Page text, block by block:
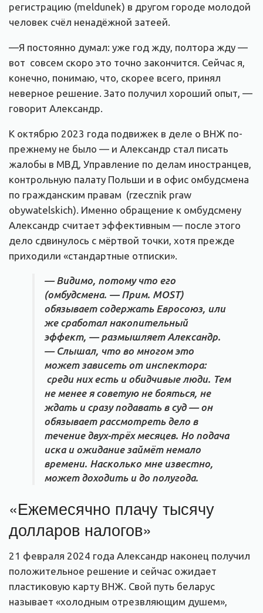
регистрацию (meldunek) в другом городе молодой
человек счёл ненадёжной затеей.
—Я постоянно думал: уже год жду, полтора жду —
вот совсем скоро это точно закончится. Сейчас я,
конечно, понимаю, что, скорее всего, принял
неверное решение. Зато получил хороший опыт, —
говорит Александр.
К октябрю 2023 года подвижек в деле о ВНЖ по-
прежнему не было — и Александр стал писать
жалобы в МВД, Управление по делам иностранцев,
контрольную палату Польши и в офис омбудсмена
по гражданским правам (rzecznik praw
obywatelskich). Именно обращение к омбудсмену
Александр считает эффективным — после этого
дело сдвинулось с мёртвой точки, хотя прежде
приходили «стандартные отписки».
— Видимо, потому что его
(омбудсмена. — Прим. MOST)
обязывает содержать Евросоюз, или
же сработал накопительный
эффект, — размышляет Александр.
— Слышал, что во многом это
может зависеть от инспектора:
среди них есть и обидчивые люди. Тем
не менее я советую не бояться, не
ждать и сразу подавать в суд — он
обязывает рассмотреть дело в
течение двух-трёх месяцев. Но подача
иска и ожидание займёт немало
времени. Насколько мне известно,
может доходить и до полугода.
«Ежемесячно плачу тысячу
долларов налогов»
21 февраля 2024 года Александр наконец получил
положительное решение и сейчас ожидает
пластиковую карту ВНЖ. Свой путь беларус
называет «холодным отрезвляющим душем»,